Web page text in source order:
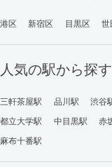
港区 新宿区 目黒区 世
人気の駅から探す
三軒茶屋駅 品川駅 渋谷
都立大学駅
中目黒駅 赤
麻布十番駅